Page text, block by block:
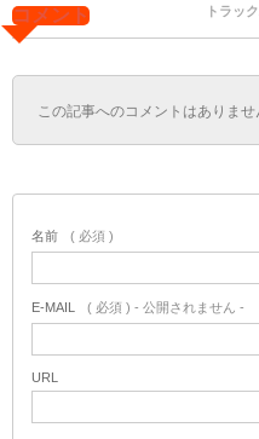
コメント トラッ
この記事へのコメントはありませ
名前 ( 必須 )
E-MAIL ( 必須 ) - 公開されません -
URL